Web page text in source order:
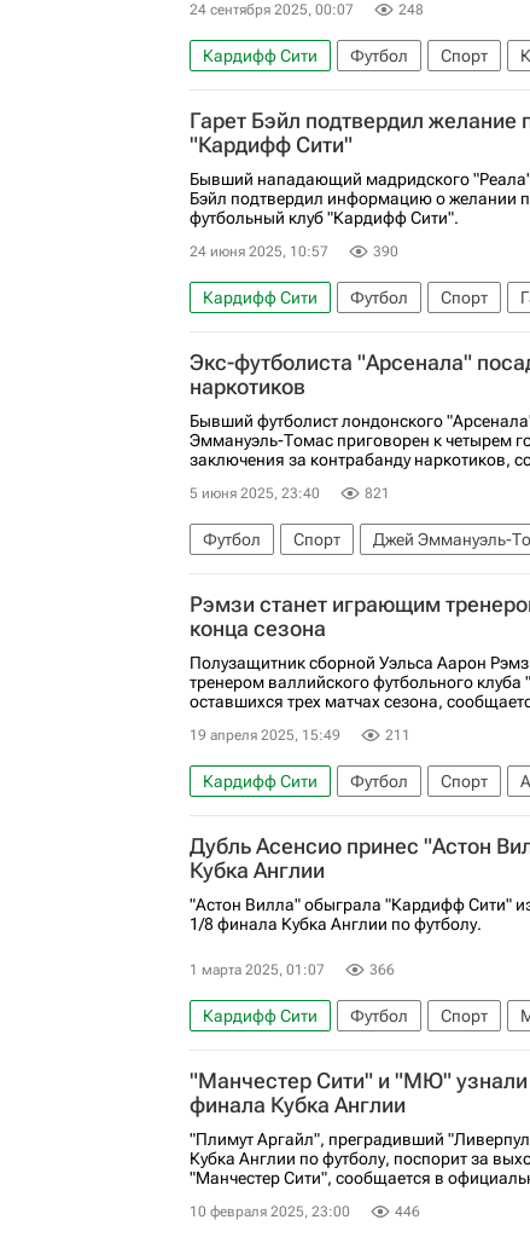
24 сентября 2025, 00:07 248
Кардифф Сити Футбол Спорт
Кубок английской лиги
Гарет Бэйл подтвердил желание
"Кардифф Сити"
Бывший нападающий мадридского "Реала"
Бэйл подтвердил информацию о желании
футбольный клуб "Кардифф Сити".
24 июня 2025, 10:57 390
Кардифф Сити Футбол Спорт
Экс-футболиста "Арсенала"
наркотиков
Бывший футболист лондонского
Эммануэль-Томас приговорен к четырем
заключения за контрабанду наркотиков,
5 июня 2025, 23:40 821
Футбол Спорт Джей Эммануэль-
АПЛ 2026-2027 (Чемпионат Англии по
Рэмзи станет играющим
конца сезона
Полузащитник сборной Уэльса Аарон
тренером валлийского футбольного
оставшихся трех матчах сезона,
19 апреля 2025, 15:49 211
Кардифф Сити Футбол Спорт
АПЛ 2026-2027 (Чемпионат Англии по
Дубль Асенсио принес "Астон
Кубка Англии
"Астон Вилла" обыграла "Кардифф Сити"
1/8 финала Кубка Англии по футболу.
1 марта 2025, 01:07 366
Кардифф Сити Футбол Спорт
Пари Сен-Жермен (ПСЖ)
Кубок
"Манчестер Сити" и "МЮ" узнали
финала Кубка Англии
"Плимут Аргайл", преградивший
Кубка Англии по футболу, поспорит за
"Манчестер Сити", сообщается в
10 февраля 2025, 23:00 446